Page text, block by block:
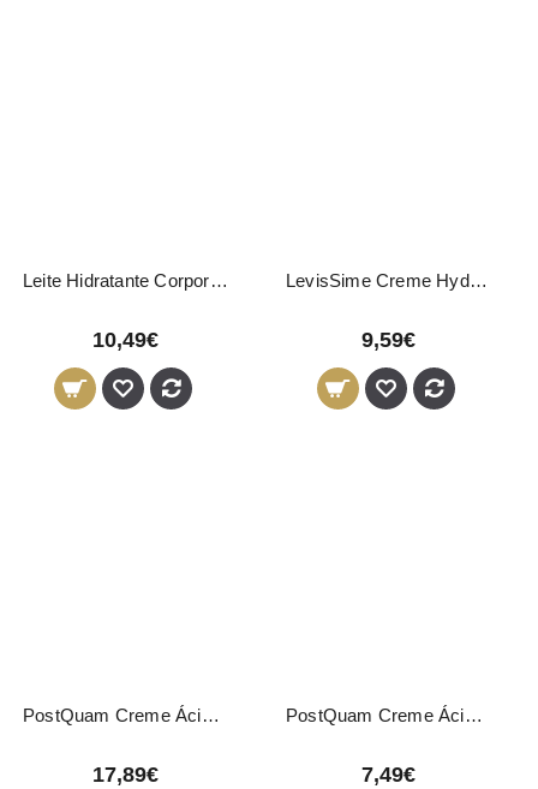
Leite Hidratante Corporal LeviSsime 500ml
10,49€
LevisSime Creme Hydra Protector Tattoo 200ml
9,59€
PostQuam Creme Ácido Regulador pH 1000ml
17,89€
PostQuam Creme Ácido Regulador pH 200ml
7,49€